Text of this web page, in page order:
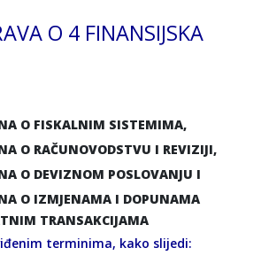
O 4 FINANSIJSKA
O FISKALNIM SISTEMIMA,
O RAČUNOVODSTVU I REVIZIJI,
O DEVIZNOM POSLOVANJU I
O IZMJENAMA I DOPUNAMA
TRANSAKCIJAMA
terminima, kako slijedi: